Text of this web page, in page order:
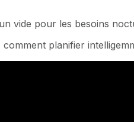
vide pour les besoins
comment planifier